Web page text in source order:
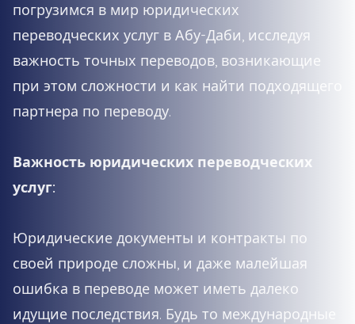
погрузимся в мир юридических
переводческих услуг в Абу-Даби, исследуя
важность точных переводов, возникающие
при этом сложности и как найти подходящего
партнера по переводу.
Важность юридических переводческих
услуг:
Юридические документы и контракты по
своей природе сложны, и даже малейшая
ошибка в переводе может иметь далеко
идущие последствия. Будь то международные